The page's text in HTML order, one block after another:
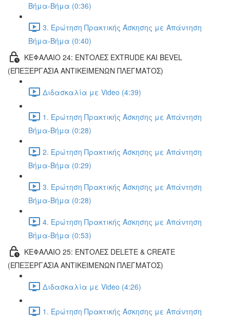
Βήμα-Βήμα (0:36)
3. Ερώτηση Πρακτικής Άσκησης με Απάντηση
Βήμα-Βήμα (0:40)
ΚΕΦΑΛΑΙΟ 24: ΕΝΤΟΛΕΣ EXTRUDE ΚΑΙ BEVEL
(ΕΠΕΞΕΡΓΑΣΙΑ ΑΝΤΙΚΕΙΜΕΝΩΝ ΠΛΕΓΜΑΤΟΣ)
Διδασκαλία με Video (4:39)
1. Ερώτηση Πρακτικής Άσκησης με Απάντηση
Βήμα-Βήμα (0:28)
2. Ερώτηση Πρακτικής Άσκησης με Απάντηση
Βήμα-Βήμα (0:29)
3. Ερώτηση Πρακτικής Άσκησης με Απάντηση
Βήμα-Βήμα (0:28)
4. Ερώτηση Πρακτικής Άσκησης με Απάντηση
Βήμα-Βήμα (0:53)
ΚΕΦΑΛΑΙΟ 25: ΕΝΤΟΛΕΣ DELETE & CREATE
(ΕΠΕΞΕΡΓΑΣΙΑ ΑΝΤΙΚΕΙΜΕΝΩΝ ΠΛΕΓΜΑΤΟΣ)
Διδασκαλία με Video (4:26)
1. Ερώτηση Πρακτικής Άσκησης με Απάντηση